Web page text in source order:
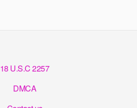
18 U.S.C 2257
DMCA